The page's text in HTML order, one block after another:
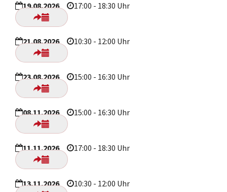
19.08.2026 17:00 - 18:30 Uhr
21.08.2026 10:30 - 12:00 Uhr
23.08.2026 15:00 - 16:30 Uhr
08.11.2026 15:00 - 16:30 Uhr
11.11.2026 17:00 - 18:30 Uhr
13.11.2026 10:30 - 12:00 Uhr